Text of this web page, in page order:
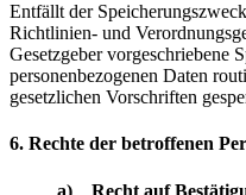
Entfällt der
Richtlinien- und
Gesetzgeber vorgeschriebene
personenbezogenen Daten
gesetzlichen Vorschriften
6. Rechte der betroffenen
a) Recht auf